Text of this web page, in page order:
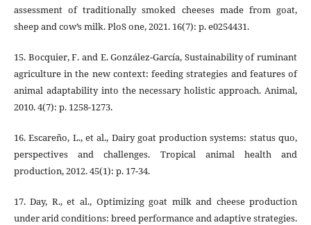
assessment of traditionally smoked cheeses made from goat,
sheep and cow’s milk. PloS one, 2021. 16(7): p. e0254431.
15. Bocquier, F. and E. González-García, Sustainability of ruminant
agriculture in the new context: feeding strategies and features of
animal adaptability into the necessary holistic approach. Animal,
2010. 4(7): p. 1258-1273.
16. Escareño, L., et al., Dairy goat production systems: status quo,
perspectives and challenges. Tropical animal health and
production, 2012. 45(1): p. 17-34.
17. Day, R., et al., Optimizing goat milk and cheese production
under arid conditions: breed performance and adaptive strategies.